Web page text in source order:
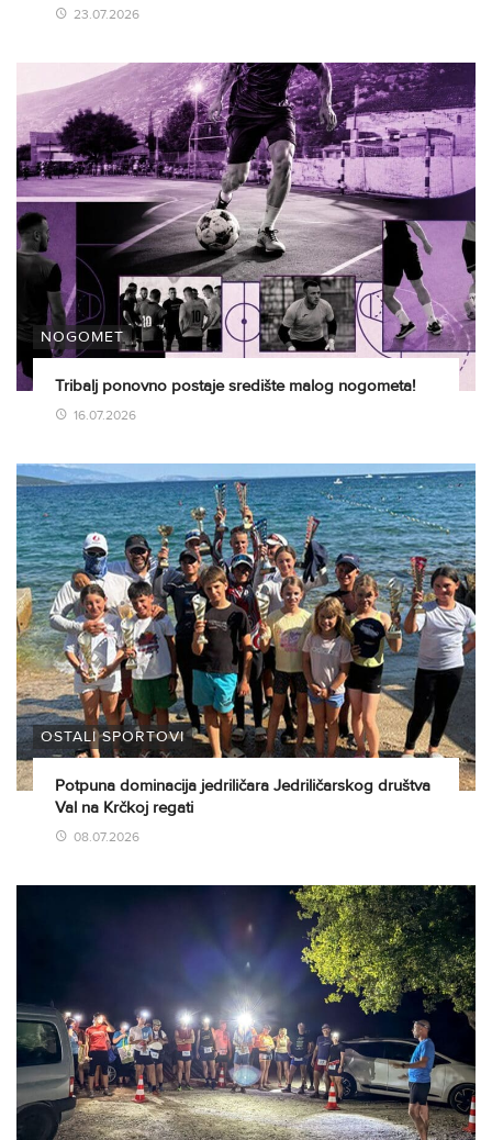
23.07.2026
NOGOMET
Tribalj ponovno postaje središte malog nogometa!
16.07.2026
OSTALI SPORTOVI
Potpuna dominacija jedriličara Jedriličarskog društva
Val na Krčkoj regati
08.07.2026